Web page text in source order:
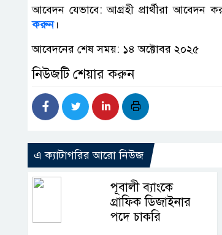
আবেদন যেভাবে: আগ্রহী প্রার্থীরা আবেদন
করুন।
আবেদনের শেষ সময়: ১৪ অক্টোবর ২০২৫
নিউজটি শেয়ার করুন
এ ক্যাটাগরির আরো নিউজ
পূবালী ব্যাংকে
গ্রাফিক ডিজাইনার
পদে চাকরি